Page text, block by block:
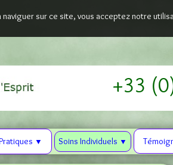
sur ce site, vous acceptez notre
+33
▼ Soins Individuels ▼